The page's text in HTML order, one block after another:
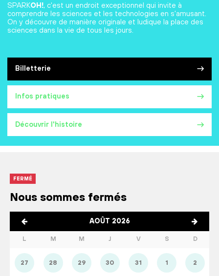
Billetterie
Infos pratiques
Découvrir l'histoire
SPARKOH!, c'est un endroit exceptionnel qui invite à
comprendre les sciences et les technologies en s'amusant.
On y découvre de manière originale et ludique la place des
sciences dans la vie de tous les jours.
FERMÉ
Nous sommes fermés
AOÛT 2026
L M M J V S D
27 28 29 30 31 1 2